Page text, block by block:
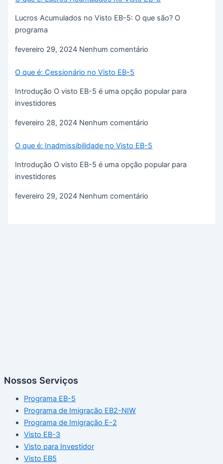
Lucros Acumulados no Visto EB-5: O que são? O
programa
fevereiro 29, 2024 Nenhum comentário
O que é: Cessionário no Visto EB-5
Introdução O visto EB-5 é uma opção popular para
investidores
fevereiro 28, 2024 Nenhum comentário
O que é: Inadmissibilidade no Visto EB-5
Introdução O visto EB-5 é uma opção popular para
investidores
fevereiro 29, 2024 Nenhum comentário
Nossos Serviços
Programa EB-5
Programa de Imigração EB2-NIW
Programa de Imigração E-2
Visto EB-3
Visto para Investidor
Visto EB5